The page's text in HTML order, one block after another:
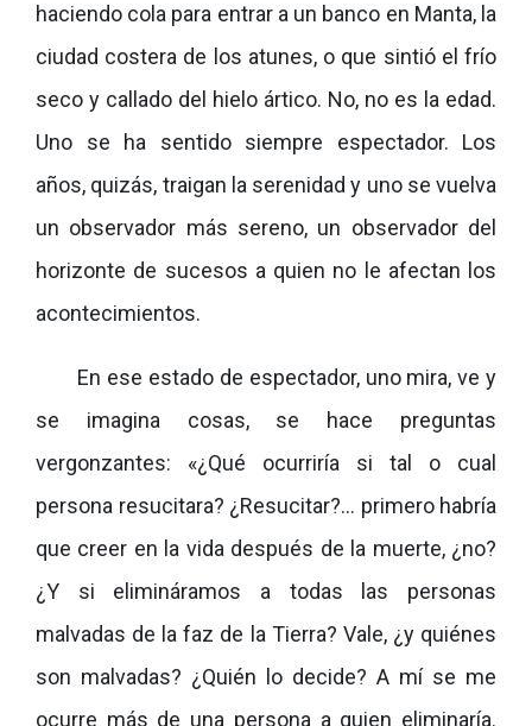
haciendo cola para entrar a un banco en Manta, la
ciudad costera de los atunes, o que sintió el frío
seco y callado del hielo ártico. No, no es la edad.
Uno se ha sentido siempre espectador. Los
años, quizás, traigan la serenidad y uno se vuelva
un observador más sereno, un observador del
horizonte de sucesos a quien no le afectan los
acontecimientos.
En ese estado de espectador, uno mira, ve y
se imagina cosas, se hace preguntas
vergonzantes: «¿Qué ocurriría si tal o cual
persona resucitara? ¿Resucitar?… primero habría
que creer en la vida después de la muerte, ¿no?
¿Y si elimináramos a todas las personas
malvadas de la faz de la Tierra? Vale, ¿y quiénes
son malvadas? ¿Quién lo decide? A mí se me
ocurre más de una persona a quien eliminaría.